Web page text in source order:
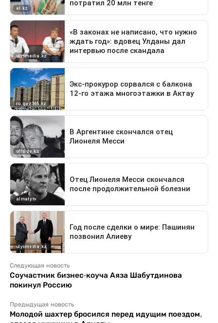
Следующая новость
Соучастник бизнес-коуча Аяза Шабутдинова
покинул Россию
Предыдущая новость
Молодой шахтер бросился перед идущим поездом,